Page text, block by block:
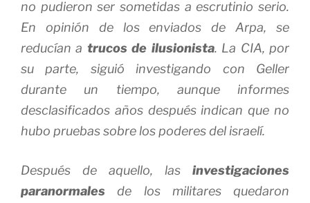
no pudieron ser sometidas a escrutinio serio.
En opinión de los enviados de Arpa, se
reducían a trucos de ilusionista. La CIA, por
su parte, siguió investigando con Geller
durante un tiempo, aunque informes
desclasificados años después indican que no
hubo pruebas sobre los poderes del israelí.
Después de aquello, las investigaciones
paranormalesde los militares quedaron